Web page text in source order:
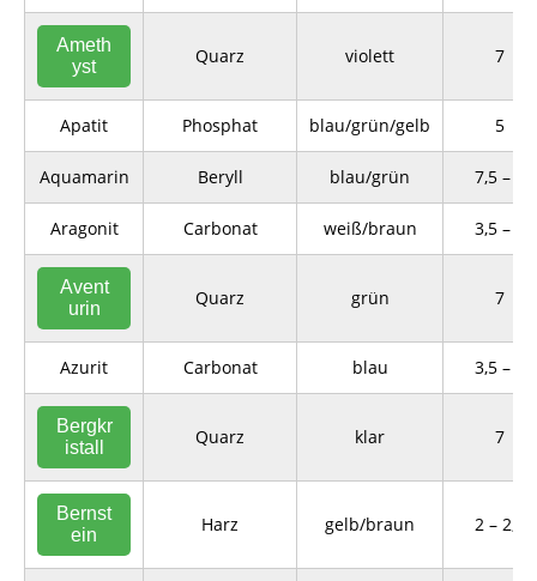
Ameth
yst
Quarz violett 7
Apatit Phosphat blau/grün/gelb 5
Aquamarin Beryll blau/grün 7,5 – 8
Aragonit Carbonat weiß/braun 3,5 – 4
Avent
urin
Quarz grün 7
Azurit Carbonat blau 3,5 – 4
Bergkr
istall
Quarz klar 7
Bernst
ein
Harz gelb/braun 2 – 2,5